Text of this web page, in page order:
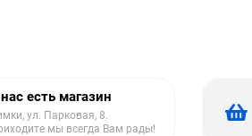
есть магазин
ул. Парковая, 8.
мы всегда Вам рады!